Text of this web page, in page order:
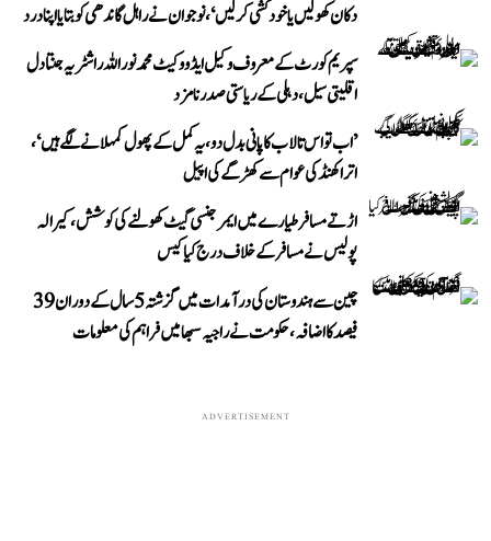
دکان کھولیں یا خودکشی کر لیں‘، نوجوان نے راہل گاندھی کو بتایا اپنا درد
سپریم کورٹ کے معروف وکیل ایڈووکیٹ محمد نور اللہ راشٹریہ جنتا دل
اقلیتی سیل، دہلی کے ریاستی صدر نامزد
’اب تو اس تالاب کا پانی بدل دو، یہ کمل کے پھول کمہلانے لگے ہیں‘،
اتراکھنڈ کی عوام سے کھڑگے کی اپیل
اڑتے مسافر طیارے میں ایمرجنسی گیٹ کھولنے کی کوشش، کیرالہ
پولیس نے مسافر کے خلاف درج کیا کیس
چین سے ہندوستان کی درآمدات میں گزشتہ 5 سال کے دوران 39
فیصد کا اضافہ، حکومت نے راجیہ سبھا میں فراہم کی معلومات
ADVERTISEMENT